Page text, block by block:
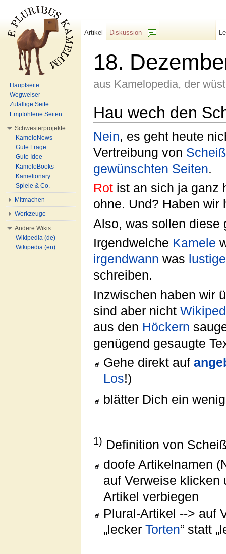
18.
aus Kamelopedia, der
Hau wech den
Nein, es geht heute
Vertreibung von
gewünschten Seiten.
Rot ist an sich ja ganz
ohne. Und? Haben
Also, was sollen diese
Irgendwelche Kamele
irgendwann was
schreiben.
Inzwischen haben wir
sind aber nicht
aus den Höckern
genügend gesaugte
Gehe direkt auf
Los!)
blätter Dich ein
1) Definition von
doofe Artikelnamen
auf Verweise klicken
Artikel verbiegen
Plural-Artikel --> auf
„leckerTorten“ statt
Artikel
Diskussion
Hauptseite
Wegweiser
Zufällige Seite
Empfohlene Seiten
Schwesterprojekte
KameloNews
Gute Frage
Gute Idee
KameloBooks
Kamelionary
Spiele & Co.
Mitmachen
Werkzeuge
Andere Wikis
Wikipedia (de)
Wikipedia (en)